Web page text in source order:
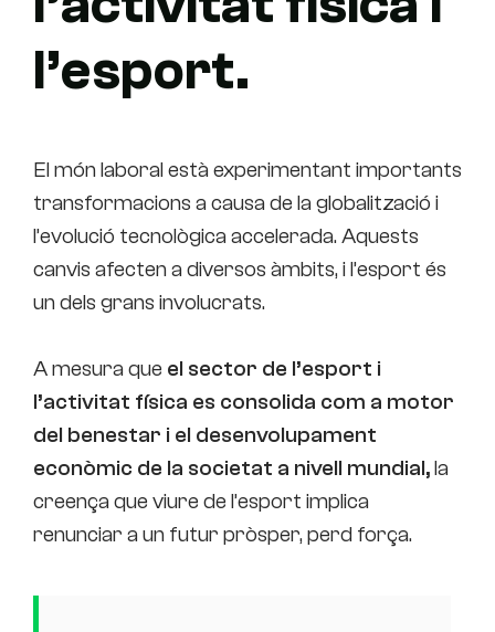
l’esport.
El món laboral està experimentant importants
transformacions a causa de la globalització i
l’evolució tecnològica accelerada. Aquests
canvis afecten a diversos àmbits, i l’esport és
un dels grans involucrats.
A mesura que el sector de l’esport i
l’activitat física es consolida com a motor
del benestar i el desenvolupament
econòmic de la societat a nivell mundial,la
creença que viure de l’esport implica
renunciar a un futur pròsper, perd força.